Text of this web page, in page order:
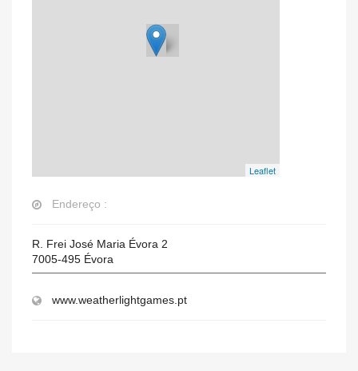
Leaflet
Endereço :
R. Frei José Maria Évora 2
7005-495 Évora
www.weatherlightgames.pt